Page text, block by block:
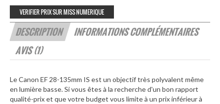
VERIFIER PRIX SUR MISS NUMERIQUE
DESCRIPTION
INFORMATIONS COMPLÉMENTAIRES
AVIS (1)
Le Canon EF 28-135mm IS est un objectif très polyvalent même
en lumière basse. Si vous êtes à la recherche d'un bon rapport
qualité-prix et que votre budget vous limite à un prix inférieur à